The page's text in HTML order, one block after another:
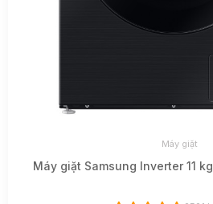
Máy giặt
Máy giặt Samsung Inverter 11